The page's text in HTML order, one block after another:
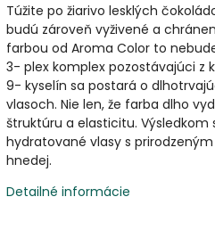
Túžite po žiarivo lesklých
budú zároveň vyživené a
farbou od Aroma Color to
3- plex komplex pozostávajúci z
9- kyselín sa postará o
vlasoch. Nie len, že farba dlho
štruktúru a elasticitu. Výsledkom
hydratované vlasy s
hnedej.
Detailné informácie